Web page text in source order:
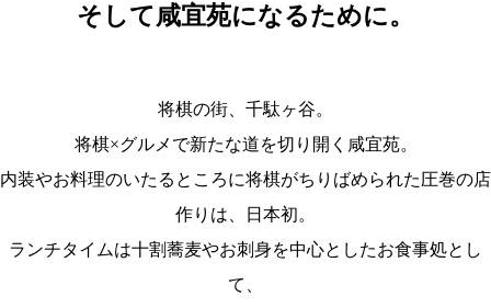
そして咸宜苑になるために。
将棋の街、千駄ヶ谷。
将棋×グルメで新たな道を切り開く咸宜苑。
内装やお料理のいたるところに将棋がちりばめられた圧巻の店
作りは、日本初。
ランチタイムは十割蕎麦やお刺身を中心としたお食事処とし
て、